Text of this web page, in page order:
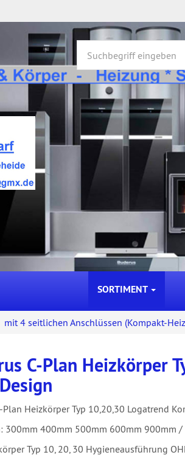
SORTIMENT
mit 4 seitlichen Anschlüssen (Kompakt-
C-Plan Heizkörper
Plan Heizkörper Typ 10,20,30 Logatrend
300mm 400mm 500mm 600mm 900mm
Typ 10, 20, 30 Hygieneausführung